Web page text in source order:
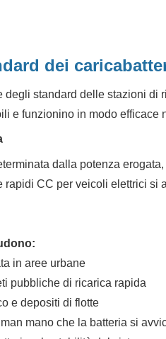
dei
standard delle stazioni di
e funzionino in modo efficace
dalla potenza
rapidi CC per veicoli elettrici
in aree urbane
pubbliche di ricarica rapida
e depositi di flotte
mano che la batteria si